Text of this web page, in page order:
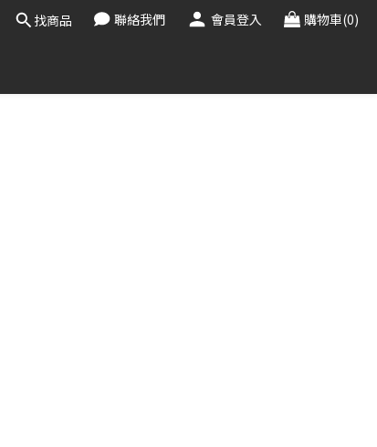
找商品 聯絡我們 會員登入 購物車(0)